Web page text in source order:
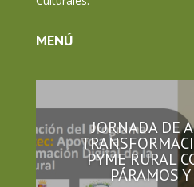
MENÚ
JORNADA DE
PYME RURAL
PÁRAMOS